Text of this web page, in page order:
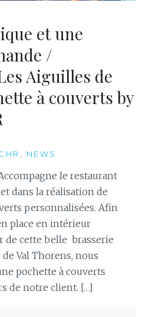
et une
/
Aiguilles de
à couverts by
NEWS
le restaurant
dans la réalisation de
personnalisées. Afin
place en intérieur
de cette belle brasserie
Val Thorens, nous
pochette à couverts
de notre client. […]